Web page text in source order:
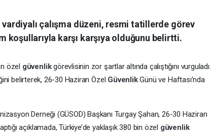
çalışma düzeni, resmi tatillerde görev
koşullarıyla karşı karşıya olduğunu belirtti.
özel güvenlikgörevlisinin zor şartlar altında çalıştığını vurguladı.
belirterek, 26-30 Haziran Özel GüvenlikGünü ve Haftası’nda
Derneği (GÜSOD) Başkanı Turgay Şahan, 26-30 Haziran
açıklamada, Türkiye’de yaklaşık 380 bin özel güvenlik